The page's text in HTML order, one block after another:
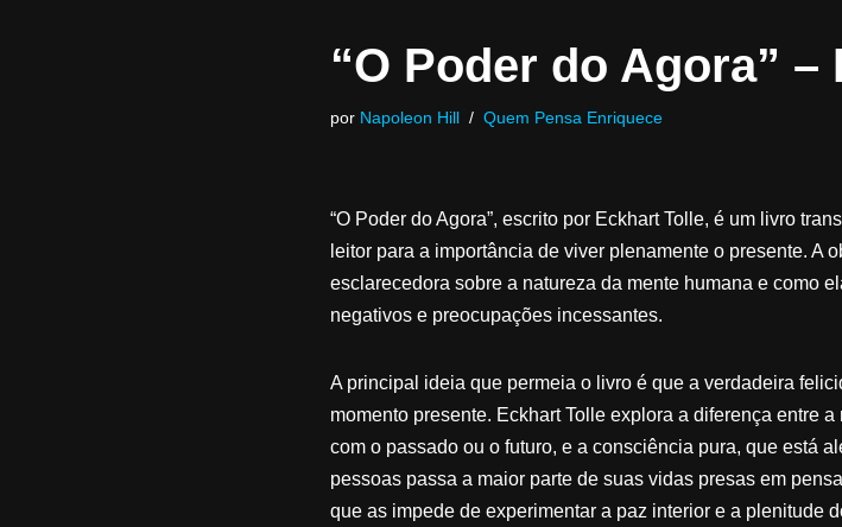
“O Poder do Agora” –
por Napoleon Hill Quem Pensa Enriquece
“O Poder do Agora”, escrito por Eckhart Tolle, é um livro
leitor para a importância de viver plenamente o presente. A
esclarecedora sobre a natureza da mente humana e como
negativos e preocupações incessantes.
A principal ideia que permeia o livro é que a verdadeira
momento presente. Eckhart Tolle explora a diferença entre
com o passado ou o futuro, e a consciência pura, que está
pessoas passa a maior parte de suas vidas presas em
que as impede de experimentar a paz interior e a plenitude